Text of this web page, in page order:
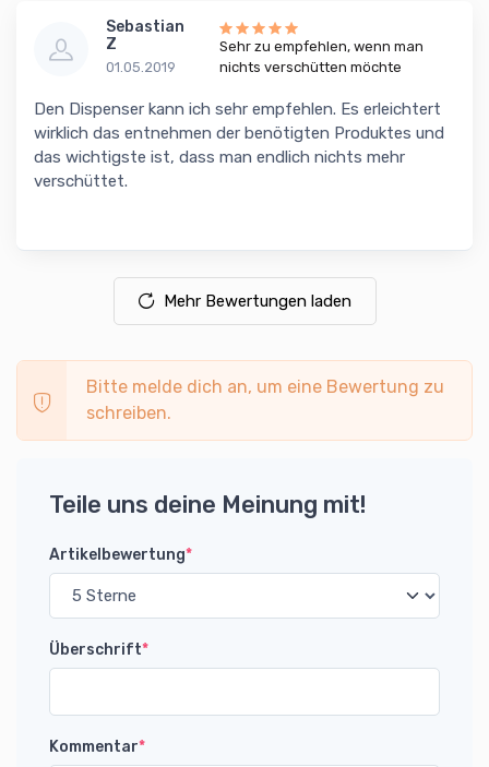
Sebastian
Z
01.05.2019
Sehr zu empfehlen, wenn man
nichts verschütten möchte
Den Dispenser kann ich sehr empfehlen. Es erleichtert
wirklich das entnehmen der benötigten Produktes und
das wichtigste ist, dass man endlich nichts mehr
verschüttet.
Mehr Bewertungen laden
Bitte melde dich an, um eine Bewertung zu
schreiben.
Teile uns deine Meinung mit!
Artikelbewertung*
Überschrift*
Kommentar*